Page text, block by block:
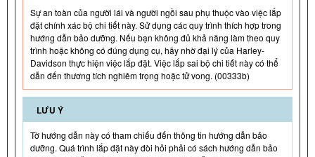
Sự an toàn của người lái và người ngồi sau phụ thuộc vào việc lắp
đặt chính xác bộ chi tiết này. Sử dụng các quy trình thích hợp trong
hướng dẫn bảo dưỡng. Nếu bạn không đủ khả năng làm theo quy
trình hoặc không có đúng dụng cụ, hãy nhờ đại lý của Harley-
Davidson thực hiện việc lắp đặt. Việc lắp sai bộ chi tiết này có thể
dẫn đến thương tích nghiêm trọng hoặc tử vong. (00333b)
LƯU Ý
Tờ hướng dẫn này có tham chiếu đến thông tin hướng dẫn bảo
dưỡng. Quá trình lắp đặt này đòi hỏi phải có sách hướng dẫn bảo